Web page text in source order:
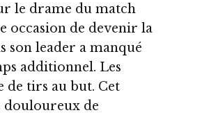
le drame du match
occasion de devenir la
son leader a manqué
additionnel. Les
de tirs au but. Cet
douloureux de